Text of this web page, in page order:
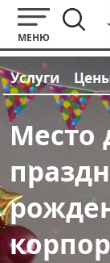
МЕНЮ
Услуги
Место